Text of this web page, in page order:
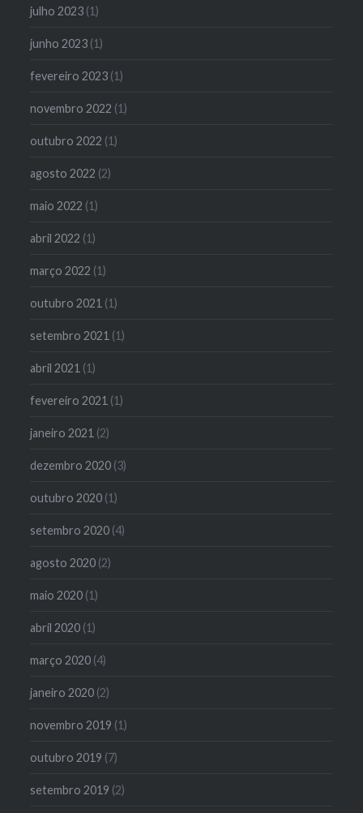
julho 2023 (1)
junho 2023 (1)
fevereiro 2023 (1)
novembro 2022 (1)
outubro 2022 (1)
agosto 2022 (2)
maio 2022 (1)
abril 2022 (1)
março 2022 (1)
outubro 2021 (1)
setembro 2021 (1)
abril 2021 (1)
fevereiro 2021 (1)
janeiro 2021 (2)
dezembro 2020 (3)
outubro 2020 (1)
setembro 2020 (4)
agosto 2020 (2)
maio 2020 (1)
abril 2020 (1)
março 2020 (4)
janeiro 2020 (2)
novembro 2019 (1)
outubro 2019 (7)
setembro 2019 (2)